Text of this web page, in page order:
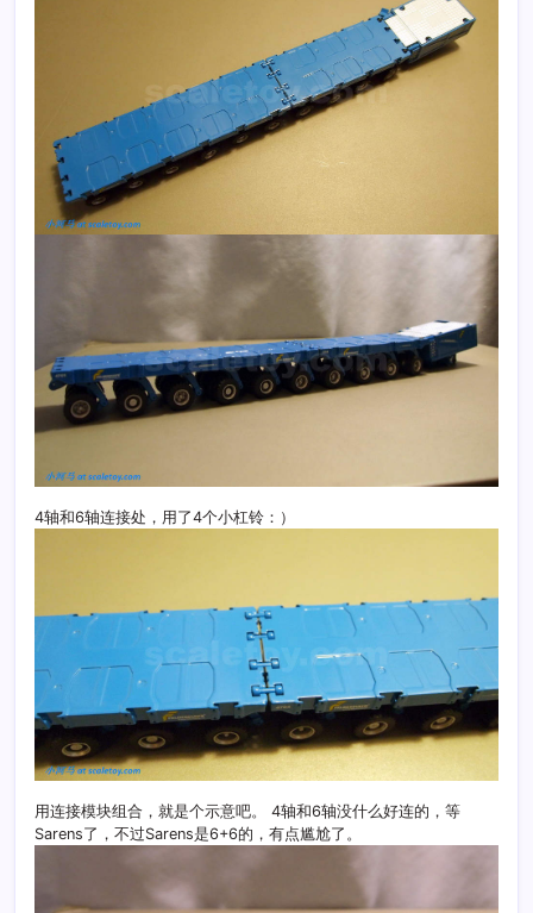
4轴和6轴连接处，用了4个小杠铃：）
用连接模块组合，就是个示意吧。 4轴和6轴没什么好连的，等
Sarens了，不过Sarens是6+6的，有点尴尬了。